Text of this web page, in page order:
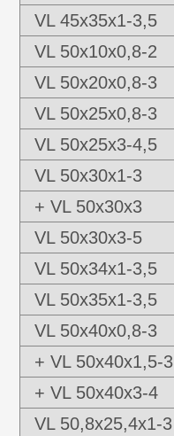
VL 45x35x1-3,5
VL 50x10x0,8-2
VL 50x20x0,8-3
VL 50x25x0,8-3
VL 50x25x3-4,5
VL 50x30x1-3
+ VL 50x30x3
VL 50x30x3-5
VL 50x34x1-3,5
VL 50x35x1-3,5
VL 50x40x0,8-3
+ VL 50x40x1,5-3
+ VL 50x40x3-4
VL 50,8x25,4x1-3